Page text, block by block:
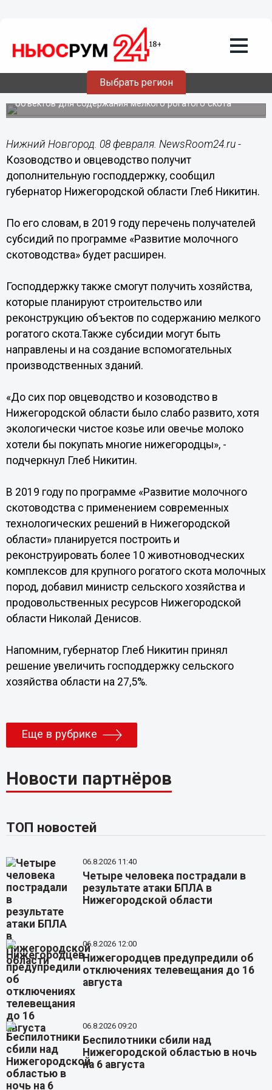
Выбрать регион
Козоводство и овцеводство получит
господдержку в Нижегородской
области
Субсидии смогут получить
сельхозтоваропроизводители, реализующие
инвестпроекты по строительству и реконструкции
объектов для содержания мелкого рогатого скота
Нижний Новгород. 08 февраля. NewsRoom24.ru -
Козоводство и овцеводство получит
дополнительную господдержку, сообщил
губернатор Нижегородской области Глеб Никитин.
По его словам, в 2019 году перечень получателей
субсидий по программе «Развитие молочного
скотоводства» будет расширен.
Господдержку также смогут получить хозяйства,
которые планируют строительство или
реконструкцию объектов по содержанию мелкого
рогатого скота.Также субсидии могут быть
направлены и на создание вспомогательных
производственных зданий.
«До сих пор овцеводство и козоводство в
Нижегородской области было слабо развито, хотя
экологически чистое козье или овечье молоко
хотели бы покупать многие нижегородцы», -
подчеркнул Глеб Никитин.
В 2019 году по программе «Развитие молочного
скотоводства с применением современных
технологических решений в Нижегородской
области» планируется построить и
реконструировать более 10 животноводческих
комплексов для крупного рогатого скота молочных
пород, добавил министр сельского хозяйства и
продовольственных ресурсов Нижегородской
области Николай Денисов.
Напомним, губернатор Глеб Никитин принял
решение увеличить господдержку сельского
хозяйства области на 27,5%.
Еще в рубрике
Новости партнёров
ТОП новостей
06.8.2026 11:40
Четыре человека пострадали в
результате атаки БПЛА в
Нижегородской области
06.8.2026 12:00
Нижегородцев предупредили об
отключениях телевещания до 16
августа
06.8.2026 09:20
Беспилотники сбили над
Нижегородской областью в ночь
на 6 августа